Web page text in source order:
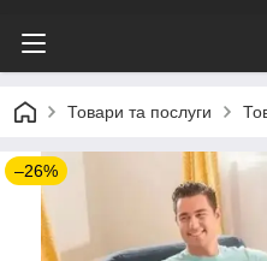
Товари та послуги
–26%